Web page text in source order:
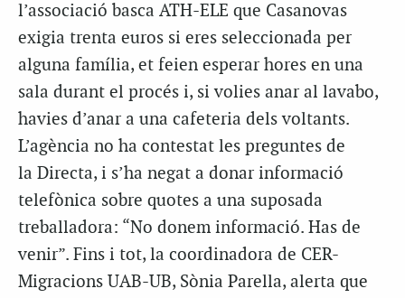
l’associació basca ATH-ELE que Casanovas
exigia trenta euros si eres seleccionada per
alguna família, et feien esperar hores en una
sala durant el procés i, si volies anar al lavabo,
havies d’anar a una cafeteria dels voltants.
L’agència no ha contestat les preguntes de
la Directa, i s’ha negat a donar informació
telefònica sobre quotes a una suposada
treballadora: “No donem informació. Has de
venir”. Fins i tot, la coordinadora de CER-
Migracions UAB-UB, Sònia Parella, alerta que